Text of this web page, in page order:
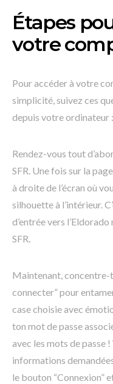
Étapes
votre
Pour accéder à votre
simplicité, suivez ces
depuis votre ordinateur :
Rendez-vous tout
SFR. Une fois sur la
à droite de l’écran où
silhouette à l’intérieur.
d’entrée vers
SFR.
Maintenant, concentre-
connecter” pour
case choisie avec
ton mot de passe
avec les mots de passe
informations
le bouton “Connexion”